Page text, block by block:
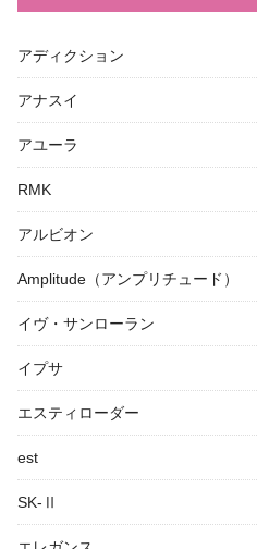
アディクション
アナスイ
アユーラ
RMK
アルビオン
Amplitude（アンプリチュード）
イヴ・サンローラン
イプサ
エスティローダー
est
SK-Ⅱ